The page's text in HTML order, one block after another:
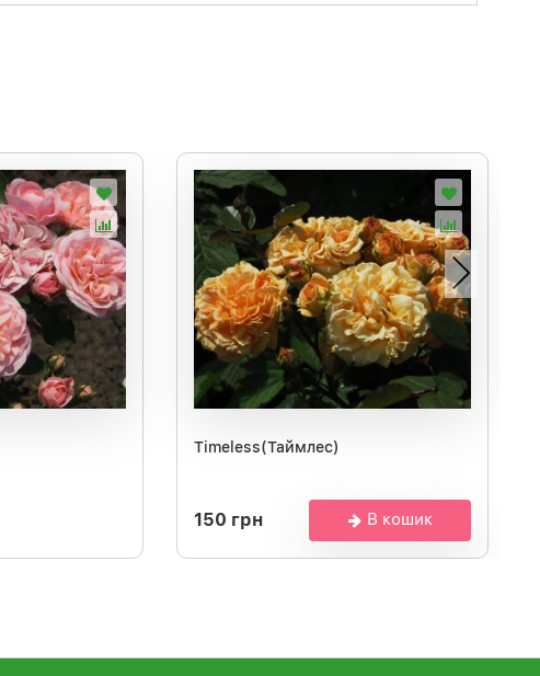
Timeless(Таймлес)
150 грн В кошик